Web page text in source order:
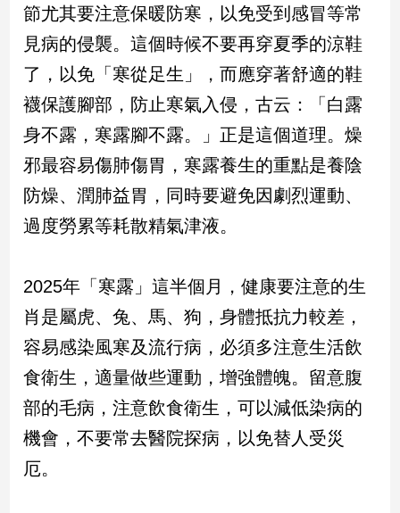
國
會
焦
點
觀
點
兩
國
社
會/
地
冠
病
毒
專
節尤其要注意保暖防寒，以免受到感冒等常
見病的侵襲。這個時候不要再穿夏季的涼鞋
了，以免「寒從足生」，而應穿著舒適的鞋
襪保護腳部，防止寒氣入侵，古云：「白露
身不露，寒露腳不露。」正是這個道理。燥
邪最容易傷肺傷胃，寒露養生的重點是養陰
防燥、潤肺益胃，同時要避免因劇烈運動、
過度勞累等耗散精氣津液。
2025年「寒露」這半個月，健康要注意的生
肖是屬虎、兔、馬、狗，身體抵抗力較差，
容易感染風寒及流行病，必須多注意生活飲
食衛生，適量做些運動，增強體魄。留意腹
部的毛病，注意飲食衛生，可以減低染病的
機會，不要常去醫院探病，以免替人受災
厄。